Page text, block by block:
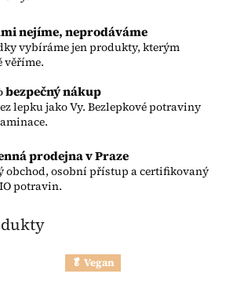
nejíme, neprodáváme
vybíráme jen produkty, kterým
věříme.
bezpečný nákup
lepku jako Vy. Bezlepkové potraviny
prodejna v Praze
obchod, osobní přístup a certifikovaný
potravin.
🥬 Vegan